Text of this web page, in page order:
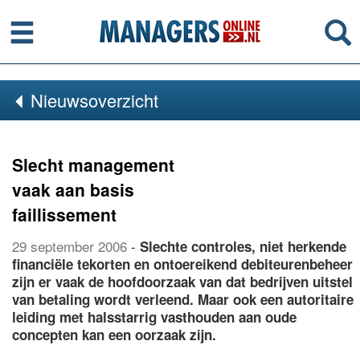
Menu
Nieuwsoverzicht
Slecht management
vaak aan basis
faillissement
29 september 2006 - Slechte controles, niet herkende
financiële tekorten en ontoereikend debiteurenbeheer
zijn er vaak de hoofdoorzaak van dat bedrijven uitstel
van betaling wordt verleend. Maar ook een autoritaire
leiding met halsstarrig vasthouden aan oude
concepten kan een oorzaak zijn.